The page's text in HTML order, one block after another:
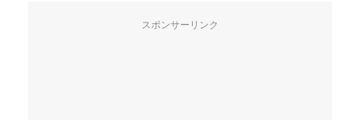
スポンサーリンク